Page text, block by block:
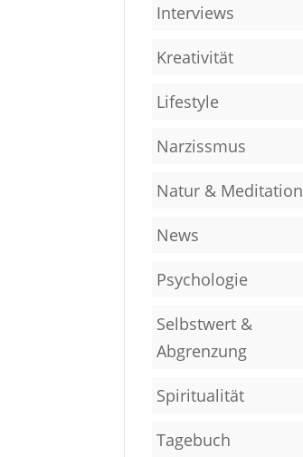
Interviews
Kreativität
Lifestyle
Narzissmus
Natur & Meditation
News
Psychologie
Selbstwert &
Abgrenzung
Spiritualität
Tagebuch